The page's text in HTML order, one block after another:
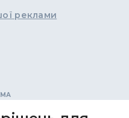
реклами